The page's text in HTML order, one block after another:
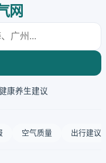
网
康养生建议
空气质量 出行建议